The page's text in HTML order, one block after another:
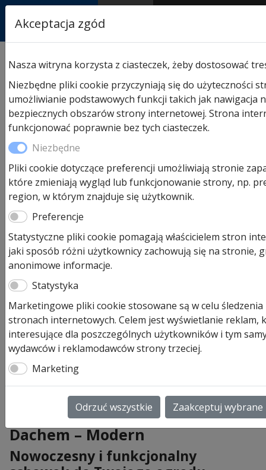
AUTORYZOWANY
PARTNER & SERWIS
Hormann Juno/ Juno Domek Hormann
wym.229x181cm. Promocja
Juno Domek Hormann
wym.229x181cm. Promocja
7 354,00 zł
Produkt dostępny na zamówienie
ilość
wym.229x181cm.
Promocja
Domek Ogrodowy Juno z Płaskim
Dachem – Modern
Nowoczesny i funkcjonalny
Akceptacja zgód
Nasza witryna korzysta z ciasteczek, żeby dostosować
Niezbędne pliki cookie przyczyniają się do użyteczności
umożliwianie podstawowych funkcji takich jak nawigacja
bezpiecznych obszarów strony internetowej. Strona
funkcjonować poprawnie bez tych ciasteczek.
Niezbędne
Pliki cookie dotyczące preferencji umożliwiają stronie
które zmieniają wygląd lub funkcjonowanie strony, np.
region, w którym znajduje się użytkownik.
Preferencje
Statystyczne pliki cookie pomagają właścicielem stron
jaki sposób różni użytkownicy zachowują się na stronie,
anonimowe informacje.
Statystyka
Marketingowe pliki cookie stosowane są w celu
stronach internetowych. Celem jest wyświetlanie reklam,
interesujące dla poszczególnych użytkowników i tym
wydawców i reklamodawców strony trzeciej.
Marketing
Odrzuć wszystkie Zaakceptuj wybrane